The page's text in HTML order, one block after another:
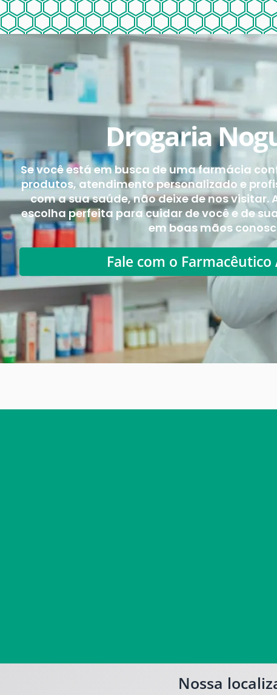
Drogaria
Se você está em busca de uma farmácia
produtos, atendimento personalizado e
com a sua saúde, não deixe de nos visitar.
escolha perfeita para cuidar de você e de
em boas mãos
Fale com o Farmacêutico
Nossa